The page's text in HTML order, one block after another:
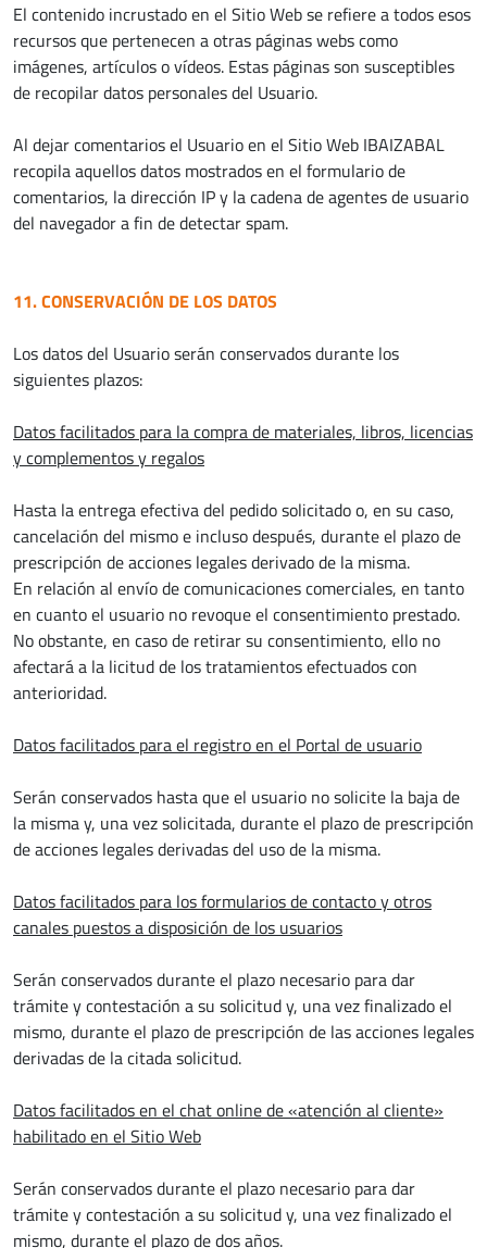
El contenido incrustado en el Sitio Web se refiere a todos esos
recursos que pertenecen a otras páginas webs como
imágenes, artículos o vídeos. Estas páginas son susceptibles
de recopilar datos personales del Usuario.
Al dejar comentarios el Usuario en el Sitio Web IBAIZABAL
recopila aquellos datos mostrados en el formulario de
comentarios, la dirección IP y la cadena de agentes de usuario
del navegador a fin de detectar spam.
11. CONSERVACIÓN DE LOS DATOS
Los datos del Usuario serán conservados durante los
siguientes plazos:
Datos facilitados para la compra de materiales, libros, licencias
y complementos y regalos
Hasta la entrega efectiva del pedido solicitado o, en su caso,
cancelación del mismo e incluso después, durante el plazo de
prescripción de acciones legales derivado de la misma.
En relación al envío de comunicaciones comerciales, en tanto
en cuanto el usuario no revoque el consentimiento prestado.
No obstante, en caso de retirar su consentimiento, ello no
afectará a la licitud de los tratamientos efectuados con
anterioridad.
Datos facilitados para el registro en el Portal de usuario
Serán conservados hasta que el usuario no solicite la baja de
la misma y, una vez solicitada, durante el plazo de prescripción
de acciones legales derivadas del uso de la misma.
Datos facilitados para los formularios de contacto y otros
canales puestos a disposición de los usuarios
Serán conservados durante el plazo necesario para dar
trámite y contestación a su solicitud y, una vez finalizado el
mismo, durante el plazo de prescripción de las acciones legales
derivadas de la citada solicitud.
Datos facilitados en el chat online de «atención al cliente»
habilitado en el Sitio Web
Serán conservados durante el plazo necesario para dar
trámite y contestación a su solicitud y, una vez finalizado el
mismo, durante el plazo de dos años.